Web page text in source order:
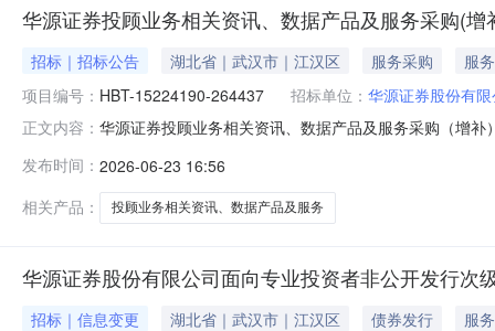
华源证券投顾业务相关资讯、数据产品及服务采购(增
招标｜招标公告 湖北省｜武汉市｜江汉区 服务采购
服务
项目编号： HBT-15224190-264437 招标单位： 华源证券股份有
正文内容： 华源证券投顾业务相关资讯、数据产品及服务采购（增
HBT-15224190-2644371.3招标范围：通过公开招标方
障产品及服务稳定
发布时间： 2026-06-23 16:56
相关产品：
投顾业务相关资讯、数据产品及服务
华源证券股份有限公司面向专业投资者非公开发行次
招标｜信息变更 湖北省｜武汉市｜江汉区 债券发行
服务